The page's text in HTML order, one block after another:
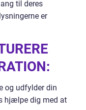
til deres
er
og udfylder din
hjælpe dig med at